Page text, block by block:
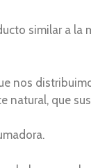
similar a
nos
que